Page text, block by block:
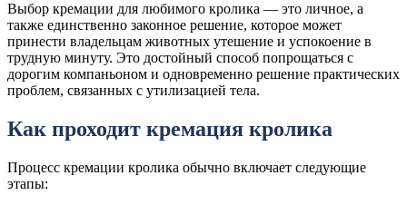
Выбор кремации для любимого кролика — это личное, а
также единственно законное решение, которое может
принести владельцам животных утешение и успокоение в
трудную минуту. Это достойный способ попрощаться с
дорогим компаньоном и одновременно решение практических
проблем, связанных с утилизацией тела.
Как проходит кремация кролика
Процесс кремации кролика обычно включает следующие
этапы: